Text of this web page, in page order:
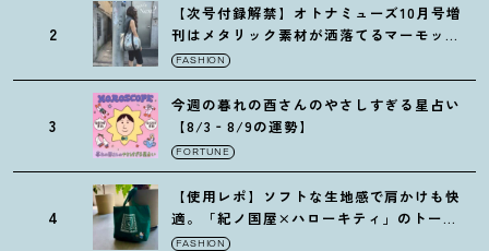
2
【次号付録解禁】オトナミューズ10月号増
刊はメタリック素材が洒落てるマーモット
の保冷バッグ
FASHION
3
今週の暮れの酉さんのやさしすぎる星占い
【8/3‐8/9の運勢】
FORTUNE
4
【使用レポ】ソフトな生地感で肩かけも快
適。「紀ノ国屋×ハローキティ」のトート
がガシガシ使えて最高です
FASHION